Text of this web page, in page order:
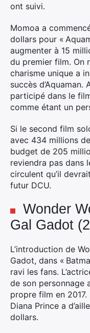
ont suivi.
Momoa a
dollars pour «
augmenter à 15
du premier film. On
charisme unique a
succès
participé dans le
comme étant un
Si le second film
avec 434 millions
budget de 205
reviendra pas dans
circulent qu’il
futur DCU.
Wonder
Gal Gadot
L’introduction de
Gadot, dans «
ravi les fans.
de son personnage
propre film en
Diana Prince a
dollars.